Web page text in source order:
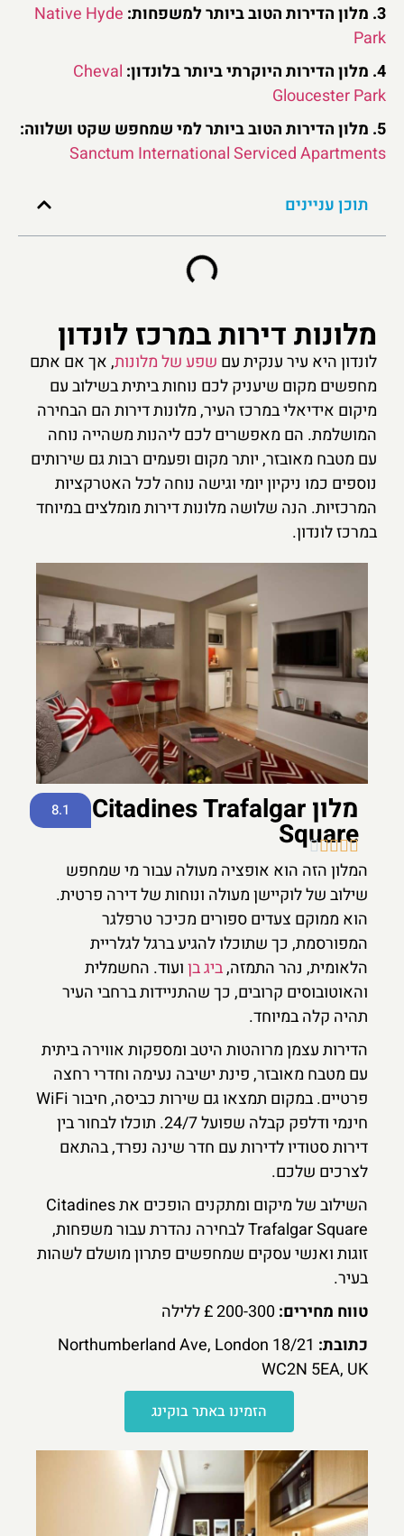
3. מלון הדירות הטוב ביותר למשפחות:
Native Hyde
Park
4. מלון הדירות היוקרתי ביותר בלונדון:
Cheval
Gloucester Park
5. מלון הדירות הטוב ביותר למי שמחפש שקט ושלווה:
Sanctum International Serviced Apartments
תוכן עניינים
מלונות דירות במרכז לונדון
לונדון היא עיר ענקית עם שפע של מלונות, אך אם אתם
מחפשים מקום שיעניק לכם נוחות ביתית בשילוב עם
מיקום אידיאלי במרכז העיר, מלונות דירות הם הבחירה
המושלמת. הם מאפשרים לכם ליהנות משהייה נוחה
עם מטבח מאובזר, יותר מקום ופעמים רבות גם שירותים
נוספים כמו ניקיון יומי וגישה נוחה לכל האטרקציות
המרכזיות. הנה שלושה מלונות דירות מומלצים במיוחד
במרכז לונדון.
מלון Citadines Trafalgar
Square
8.1





המלון הזה הוא אופציה מעולה עבור מי שמחפש
שילוב של לוקיישן מעולה ונוחות של דירה פרטית.
הוא ממוקם צעדים ספורים מכיכר טרפלגר
המפורסמת, כך שתוכלו להגיע ברגל לגלריית
הלאומית, נהר התמזה,ביג בןועוד. החשמלית
והאוטובוסים קרובים, כך שהתניידות ברחבי העיר
תהיה קלה במיוחד.
הדירות עצמן מרוהטות היטב ומספקות אווירה ביתית
עם מטבח מאובזר, פינת ישיבה נעימה וחדרי רחצה
פרטיים. במקום תמצאו גם שירות כביסה, חיבור WiFi
חינמי ודלפק קבלה שפועל 24/7. תוכלו לבחור בין
דירות סטודיו לדירות עם חדר שינה נפרד, בהתאם
לצרכים שלכם.
השילוב של מיקום ומתקנים הופכים את Citadines
Trafalgar Square לבחירה נהדרת עבור משפחות,
זוגות ואנשי עסקים שמחפשים פתרון מושלם לשהות
בעיר.
טווח מחירים: 200-300 £ ללילה
כתובת:
18/21 Northumberland Ave, London
WC2N 5EA, UK
הזמינו באתר בוקינג